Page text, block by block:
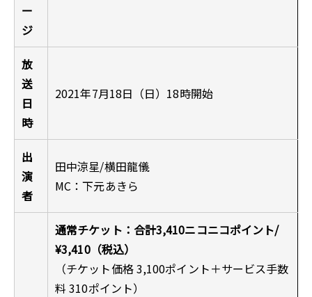
ー
ジ
放
送
日
時
2021年7月18日（日）18時開始
出
演
者
田中涼星/横田龍儀
MC：下元あきら
通常チケット：合計3,410ニコニコポイント/
¥3,410（税込）
（チケット価格 3,100ポイント＋サービス手数
料 310ポイント）